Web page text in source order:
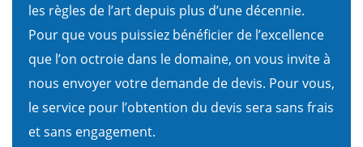
les règles de l’art depuis plus d’une décennie.
Pour que vous puissiez bénéficier de l’excellence
que l’on octroie dans le domaine, on vous invite à
nous envoyer votre demande de devis. Pour vous,
le service pour l’obtention du devis sera sans frais
et sans engagement.